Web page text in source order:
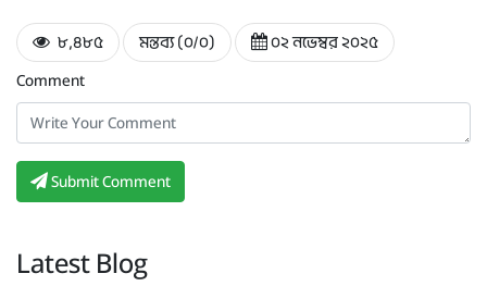
৮,৪৮৫ মন্তব্য (০/০)
০২ নভেম্বর ২০২৫
Comment
Submit Comment
Latest Blog